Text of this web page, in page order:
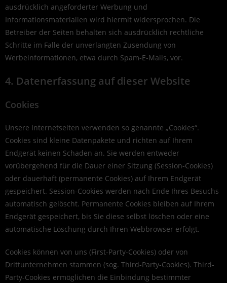
ausdrücklich angeforderter Werbung und
Informationsmaterialien wird hiermit widersprochen. Die
Betreiber der Seiten behalten sich ausdrücklich rechtliche
Schritte im Falle der unverlangten Zusendung von
Werbeinformationen, etwa durch Spam-E-Mails, vor.
4. Datenerfassung auf dieser Website
Cookies
Unsere Internetseiten verwenden so genannte „Cookies“.
Cookies sind kleine Datenpakete und richten auf Ihrem
Endgerät keinen Schaden an. Sie werden entweder
vorübergehend für die Dauer einer Sitzung (Session-Cookies)
oder dauerhaft (permanente Cookies) auf Ihrem Endgerät
gespeichert. Session-Cookies werden nach Ende Ihres Besuchs
automatisch gelöscht. Permanente Cookies bleiben auf Ihrem
Endgerät gespeichert, bis Sie diese selbst löschen oder eine
automatische Löschung durch Ihren Webbrowser erfolgt.
Cookies können von uns (First-Party-Cookies) oder von
Drittunternehmen stammen (sog. Third-Party-Cookies). Third-
Party-Cookies ermöglichen die Einbindung bestimmter